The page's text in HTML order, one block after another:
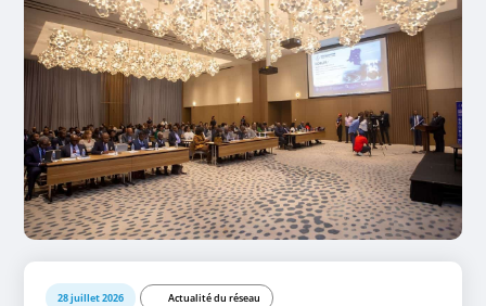
28 juillet 2026 Actualité du réseau